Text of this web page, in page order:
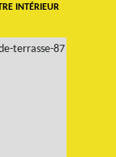
INTÉRIEUR